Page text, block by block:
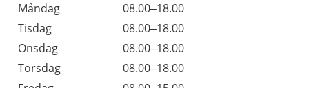
Dag
Öppettider
Kommentarer
Måndag
08.00–18.00
Tisdag
08.00–18.00
Onsdag
08.00–18.00
Torsdag
08.00–18.00